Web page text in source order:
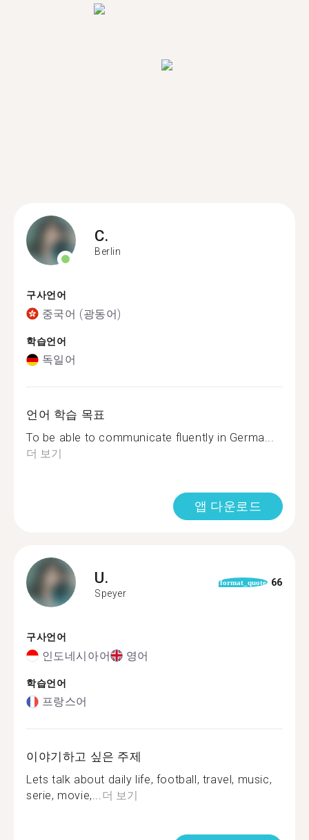
C.
Berlin
구사언어
중국어 (광동어)
학습언어
독일어
언어 학습 목표
To be able to communicate fluently in Germa...
더 보기
앱 다운로드
U.
Speyer
format_quote 66
구사언어
인도네시아어 영어
학습언어
프랑스어
이야기하고 싶은 주제
Lets talk about daily life, football, travel, music,
serie, movie,...더 보기